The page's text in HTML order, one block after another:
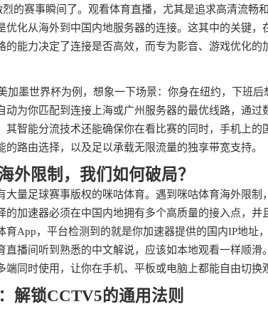
烈的赛事瞬间了。观看体育直播，尤其是追求高清流畅
优化从海外到中国内地服务器的连接。这其中的关键
的能力决定了连接是否高效，而专为影音、游戏优化
加墨世界杯为例，想象一下场景：你身在纽约，下班
动为你匹配到连接上海或广州服务器的最优线路，通
其智能分流技术还能确保你在看比赛的同时，手机上
的路由选择，以及足以承载无限流量的独享带宽支持。
外限制，我们如何破局？
大量足球赛事版权的咪咕体育。遇到咪咕体育海外限
的加速器必须在中国内地拥有多个高质量的接入点，
育App，平台检测到的就是你加速器提供的国内IP地址
直播间听到熟悉的中文解说，应该如本地观看一样顺
端同时使用，让你在手机、平板或电脑上都能自由切换
解锁CCTV5的通用法则